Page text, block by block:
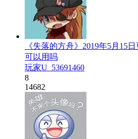
《失落的方舟》2019年5月15
可以用吗
玩家U_53691460
8
14682